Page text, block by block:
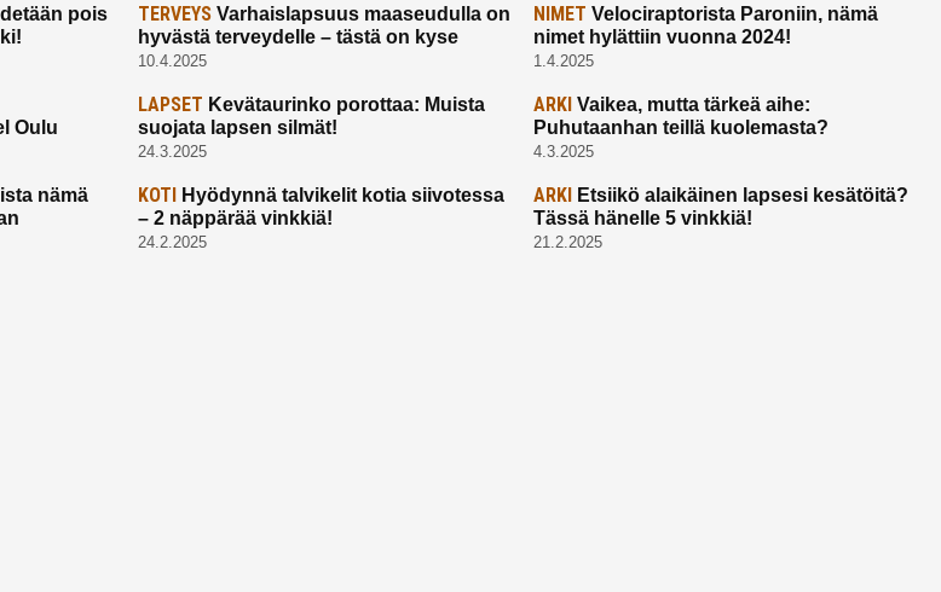
pois
TERVEYSVarhaislapsuus maaseudulla on
hyvästä terveydelle – tästä on kyse
10.4.2025
NIMET Velociraptorista Paroniin, nämä
nimet hylättiin vuonna 2024!
1.4.2025
Oulu
LAPSET Kevätaurinko porottaa: Muista
suojata lapsen silmät!
24.3.2025
ARKI Vaikea, mutta tärkeä aihe:
Puhutaanhan teillä kuolemasta?
4.3.2025
nämä
KOTI Hyödynnä talvikelit kotia siivotessa
– 2 näppärää vinkkiä!
24.2.2025
ARKI Etsiikö alaikäinen lapsesi kesätöitä?
Tässä hänelle 5 vinkkiä!
21.2.2025